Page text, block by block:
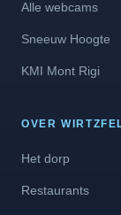
Alle webcams
Sneeuw Hoogte
KMI Mont Rigi
OVER
Het dorp
Restaurants